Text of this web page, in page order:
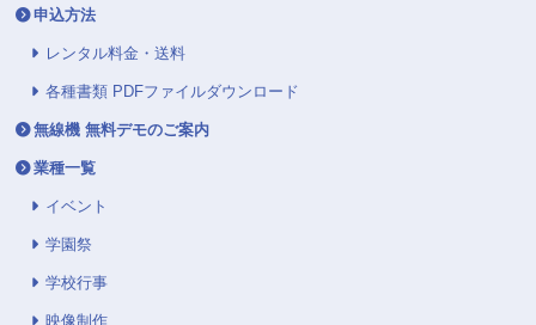
申込方法
レンタル料金・送料
各種書類 PDFファイルダウンロード
無線機 無料デモのご案内
業種一覧
イベント
学園祭
学校行事